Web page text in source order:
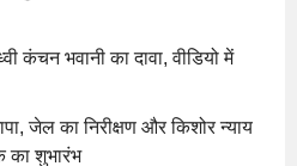
कंचन भवानी का दावा, वीडियो में
जेल का निरीक्षण और किशोर न्याय
का शुभारंभ